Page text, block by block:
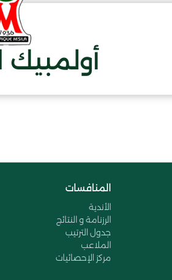
أولمبيك
المنافسات
الأندية
الرزنامة و النتائج
جدول الترتيب
الملاعب
مركز الإحصائيات